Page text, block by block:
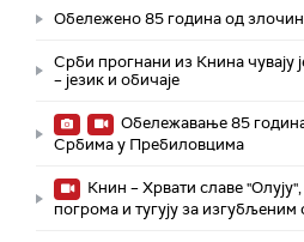
Обележено 85 година од
Срби прогнани из Книна чувају
– језик и обичаје
Обележавање 85
Србима у Пребиловцима
Книн – Хрвати славе
погрома и тугују за